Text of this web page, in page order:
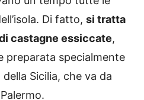
Di fatto, si tratta
castagne essiccate,
preparata specialmente
Sicilia, che va da